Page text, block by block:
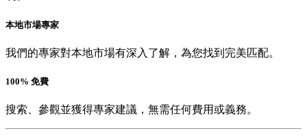
本地市場專家
我們的專家對本地市場有深入了解，為您找到完美匹配。
100% 免費
搜索、參觀並獲得專家建議，無需任何費用或義務。